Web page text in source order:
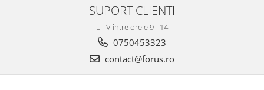
SUPORT CLIENTI
L - V intre orele 9 - 14
0750453323
contact@forus.ro